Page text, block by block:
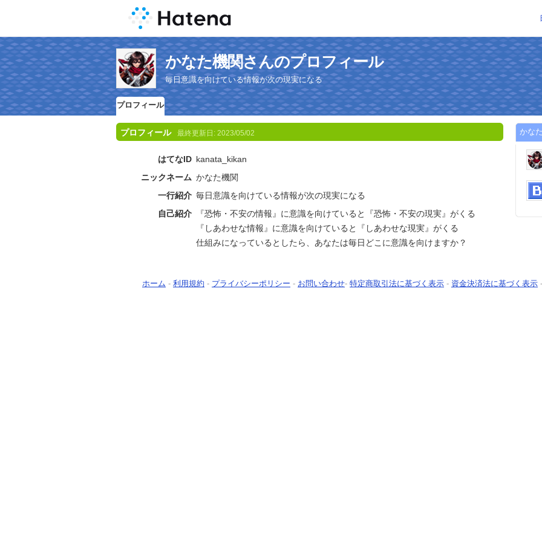
かなた機関さんのプロフィール
毎日意識を向けている情報が次の現実になる
プロフィール
プロフィール 最終更新日: 2023/05/02
はてなID kanata_kikan
ニックネーム かなた機関
一行紹介 毎日意識を向けている情報が次の現実になる
自己紹介
『恐怖・不安の情報』に意識を向けていると『恐怖・不安の現実』がくる
『しあわせな情報』に意識を向けていると『しあわせな現実』がくる
仕組みになっているとしたら、あなたは毎日どこに意識を向けますか？
かな
ホーム - 利用規約 - プライバシーポリシー - お問い合わせ- 特定商取引法に基づく表示 - 資金決済法に基づく表示 -